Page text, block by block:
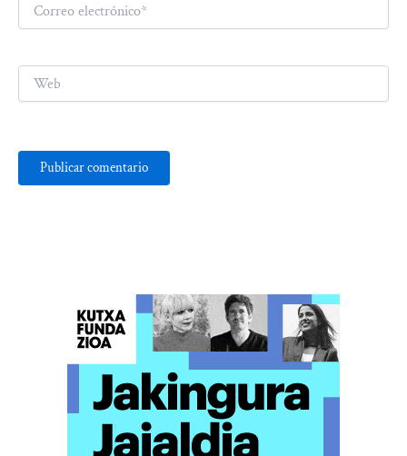
electrónico*
Web